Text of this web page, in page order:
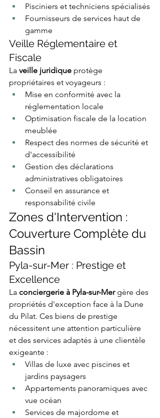
Pisciniers et techniciens spécialisés
Fournisseurs de services haut de
gamme
Veille Réglementaire et
Fiscale
La veille juridique protège
propriétaires et voyageurs :
Mise en conformité avec la
réglementation locale
Optimisation fiscale de la location
meublée
Respect des normes de sécurité et
d'accessibilité
Gestion des déclarations
administratives obligatoires
Conseil en assurance et
responsabilité civile
Zones d'Intervention :
Couverture Complète du
Bassin
Pyla-sur-Mer : Prestige et
Excellence
La conciergerie à Pyla-sur-Mer gère des
propriétés d'exception face à la Dune
du Pilat. Ces biens de prestige
nécessitent une attention particulière
et des services adaptés à une clientèle
exigeante :
Villas de luxe avec piscines et
jardins paysagers
Appartements panoramiques avec
vue océan
Services de majordome et